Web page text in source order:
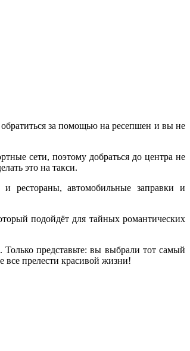
за помощью на ресепшен и вы не
сети, поэтому добраться до центра не
это на такси.
рестораны, автомобильные заправки и
подойдёт для тайных романтических
представьте: вы выбрали тот самый
все прелести красивой жизни!